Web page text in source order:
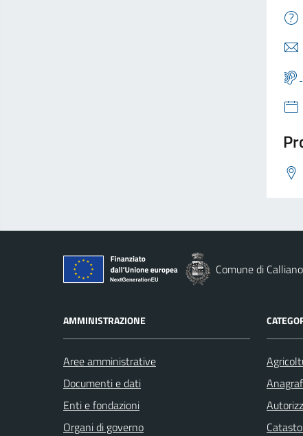
Comune di
AMMINISTRAZIONE
Aree amministrative
Documenti e dati
Enti e fondazioni
Organi di governo